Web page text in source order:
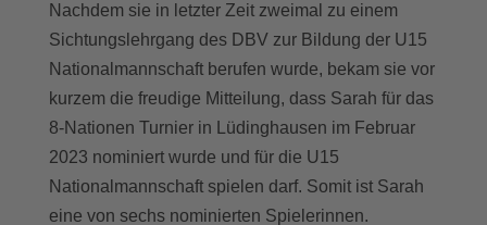
Nachdem sie in letzter Zeit zweimal zu einem
Sichtungslehrgang des DBV zur Bildung der U15
Nationalmannschaft berufen wurde, bekam sie vor
kurzem die freudige Mitteilung, dass Sarah für das
8-Nationen Turnier in Lüdinghausen im Februar
2023 nominiert wurde und für die U15
Nationalmannschaft spielen darf. Somit ist Sarah
eine von sechs nominierten Spielerinnen.